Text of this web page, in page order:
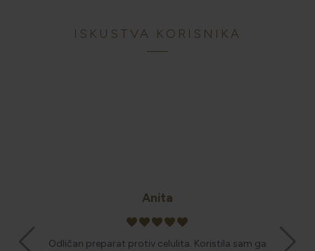
ISKUSTVA KORISNIKA
Anita
favoritefavoritefavoritefavoritefavorite
Odličan preparat protiv celulita. Koristila sam ga